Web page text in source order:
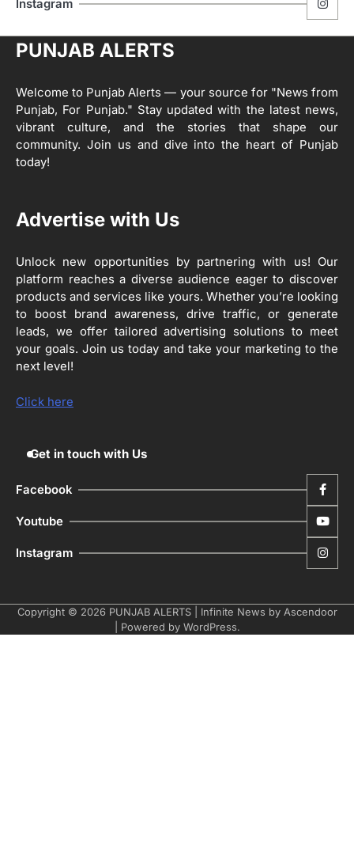
5
ਅਗੇਂਸਟ ਈ-20 ਨੂੰ ਰੋਕਣ ਦੀ ਕੋਸ਼ਿਸ਼ ਕਰ ਰਹੇ
ਹਨ- ਕੇਜਰੀਵਾਲ
Editor
Editor
2
ਖੇਤੀਬਾੜੀ ਵਿਭਾਗ ਵੱਲੋਂ ‘ਮਿਸ਼ਨ ਫਾਰ ਕਾਟਨ
ਪ੍ਰੋਡਕਟੀਵਿਟੀ’ ਅਧੀਨ ਪਿੰਡ ਬਧਾਈ ਵਿਖੇ ‘ਖੇਤ
ਰਾਸ਼ਟਰੀ ਮਨੁੱਖੀ ਅਧਿਕਾਰ ਕਮਿਸ਼ਨ ਦੇ ਮੈਂਬਰ
ਸਕੀਮਾਂ ਦਾ ਜਾਇਜ਼ਾ
Editor
4
ਹੁਸ਼ਿਆਰਪੁਰ ਜ਼ਿਲ੍ਹੇ ਵ‘ ਈ.ਐੱਫ. ਡਿਜੀਟਾਈਜ਼ੇਸ਼ਨ
ਦਾ ਕੰਮ 99.92 ਫੀਸਦੀ ਮੁਕੰਮਲ: ਜ਼ਿਲ੍ਹਾ ਚੋਣ
ਅਫ਼ਸਰ
Editor
Instagram
PUNJAB ALERTS
Welcome to Punjab Alerts — your source for "News from
Punjab, For Punjab." Stay updated with the latest news,
vibrant culture, and the stories that shape our
community. Join us and dive into the heart of Punjab
today!
Advertise with Us
Unlock new opportunities by partnering with us! Our
platform reaches a diverse audience eager to discover
products and services like yours. Whether you’re looking
to boost brand awareness, drive traffic, or generate
leads, we offer tailored advertising solutions to meet
your goals. Join us today and take your marketing to the
next level!
Click here
Get in touch with Us
Facebook
Youtube
Instagram
Copyright © 2026 PUNJAB ALERTS| Infinite News by Ascendoor
| Powered by WordPress.